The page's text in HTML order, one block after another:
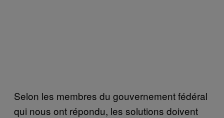
Selon les membres du gouvernement fédéral
qui nous ont répondu, les solutions doivent